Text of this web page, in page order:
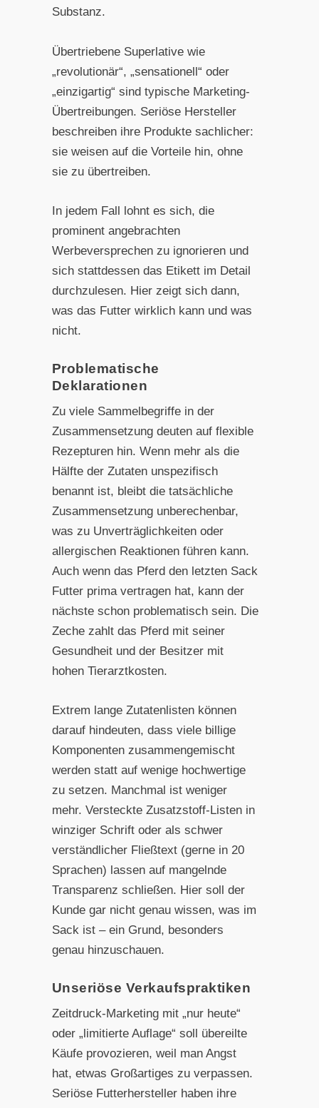
Substanz.
Übertriebene Superlative wie
„revolutionär“, „sensationell“ oder
„einzigartig“ sind typische Marketing-
Übertreibungen. Seriöse Hersteller
beschreiben ihre Produkte sachlicher:
sie weisen auf die Vorteile hin, ohne
sie zu übertreiben.
In jedem Fall lohnt es sich, die
prominent angebrachten
Werbeversprechen zu ignorieren und
sich stattdessen das Etikett im Detail
durchzulesen. Hier zeigt sich dann,
was das Futter wirklich kann und was
nicht.
Problematische
Deklarationen
Zu viele Sammelbegriffe in der
Zusammensetzung deuten auf flexible
Rezepturen hin. Wenn mehr als die
Hälfte der Zutaten unspezifisch
benannt ist, bleibt die tatsächliche
Zusammensetzung unberechenbar,
was zu Unverträglichkeiten oder
allergischen Reaktionen führen kann.
Auch wenn das Pferd den letzten Sack
Futter prima vertragen hat, kann der
nächste schon problematisch sein. Die
Zeche zahlt das Pferd mit seiner
Gesundheit und der Besitzer mit
hohen Tierarztkosten.
Extrem lange Zutatenlisten können
darauf hindeuten, dass viele billige
Komponenten zusammengemischt
werden statt auf wenige hochwertige
zu setzen. Manchmal ist weniger
mehr. Versteckte Zusatzstoff-Listen in
winziger Schrift oder als schwer
verständlicher Fließtext (gerne in 20
Sprachen) lassen auf mangelnde
Transparenz schließen. Hier soll der
Kunde gar nicht genau wissen, was im
Sack ist – ein Grund, besonders
genau hinzuschauen.
Unseriöse Verkaufspraktiken
Zeitdruck-Marketing mit „nur heute“
oder „limitierte Auflage“ soll übereilte
Käufe provozieren, weil man Angst
hat, etwas Großartiges zu verpassen.
Seriöse Futterhersteller haben ihre